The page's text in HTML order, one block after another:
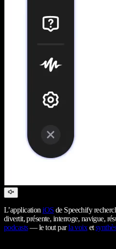
L’applicationiOS de Speechify
divertit, présente, interroge, navigue,
podcasts— le tout parla voixet